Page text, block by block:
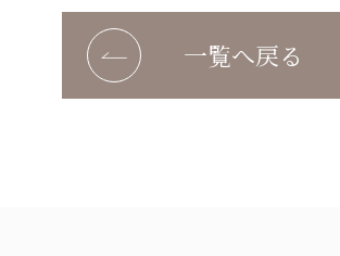
一覧へ戻る